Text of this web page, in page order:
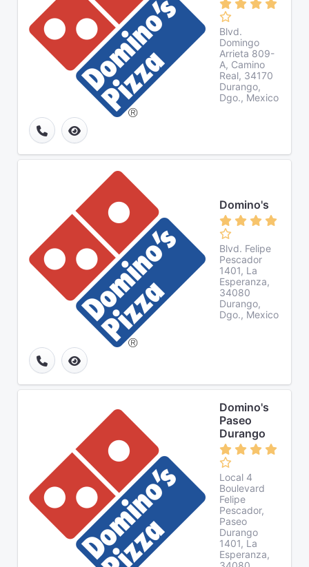
Blvd.
Domingo
Arrieta 809-
A, Camino
Real, 34170
Durango,
Dgo., Mexico
Domino's
Blvd. Felipe
Pescador
1401, La
Esperanza,
34080
Durango,
Dgo., Mexico
Domino's
Paseo
Durango
Local 4
Boulevard
Felipe
Pescador,
Paseo
Durango
1401, La
Esperanza,